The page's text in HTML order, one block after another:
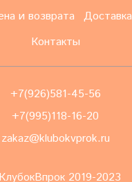
и возврата
Доставка
Контакты
+7(926)581-45-56
+7(995)118-16-20
zakaz@klubokvprok.ru
2019-2023